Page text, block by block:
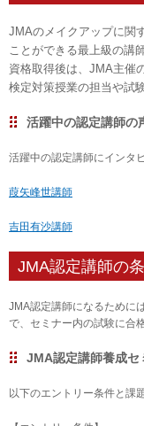
JMAのメイクアップに関
ことができる最上級の講
資格取得後は、JMA主催
検定対策授業の担当や試
活躍中の認定講師の
活躍中の認定講師にインタ
葭矢峰世講師
吉田有沙講師
JMA認定講師の
JMA認定講師になるために
で、セミナー内の試験に合
JMA認定講師養成セ
以下のエントリー条件と課